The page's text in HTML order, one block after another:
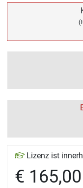
Lizenz ist
€ 165,00